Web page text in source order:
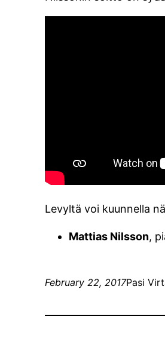
Levyltä voi kuunnella
Mattias Nilsson,
February 22, 2017Pasi